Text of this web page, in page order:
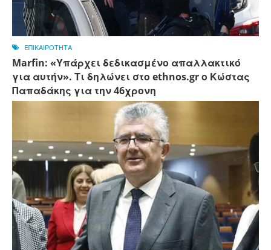
ΕΠΙΚΑΙΡΟΤΗΤΑ
Marfin: «Υπάρχει δεδικασμένο απαλλακτικό
για αυτήν». Τι δηλώνει στο ethnos.gr ο Κώστας
Παπαδάκης για την 46χρονη